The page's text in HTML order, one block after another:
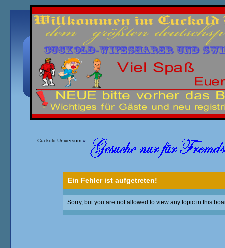
Übersicht Kalender Einloggen Registrieren
Cuckold Universum»
Ein Fehler ist aufgetreten!
Sorry, but you are not allowed to view any topic in this